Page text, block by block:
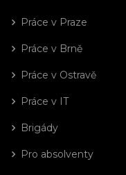
Práce v Praze
Práce v Brně
Práce v Ostravě
Práce v IT
Brigády
Pro absolventy